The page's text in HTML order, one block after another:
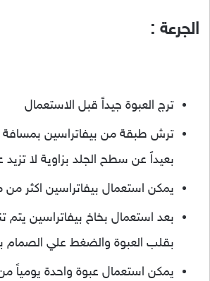
الجرعة :
ترج العبوة جيداً قبل الاستعمال
بعيداً عن سطح الجلد بزاوية لا تزيد عن
يمكن استعمال بيفاتراسين اكثر من
بعد استعمال بخاخ بيفاتراسين
بقلب العبوة والضغط علي الصمام
يمكن استعمال عبوة واحدة يومياً